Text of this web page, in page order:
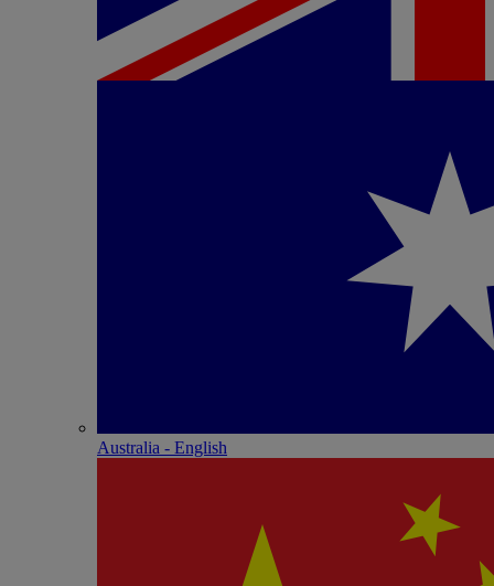
Australia - English